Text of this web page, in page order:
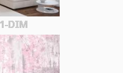
DIM